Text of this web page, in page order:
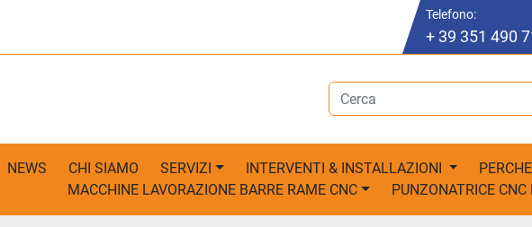
Telefono:
+ 39 351 490
NEWS CHI SIAMO SERVIZI INTERVENTI & INSTALLAZIONI
MACCHINE LAVORAZIONE BARRE RAME CNC
PUNZONATRICE